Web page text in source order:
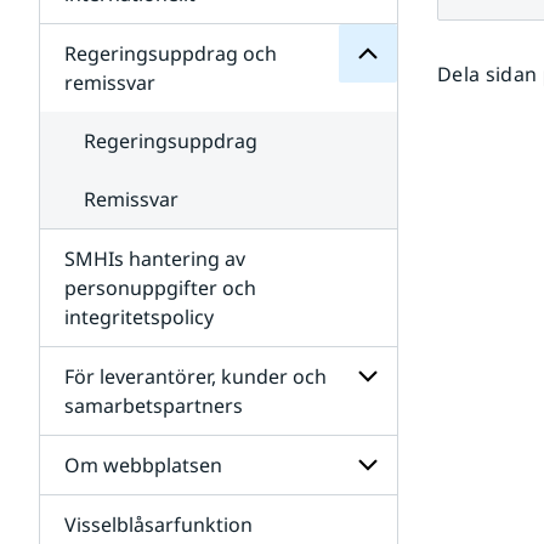
Undersidor
för
Samverkan
Regeringsuppdrag och
remissvar
Regeringsuppdrag
Remissvar
SMHIs hantering av
personuppgifter och
integritetspolicy
För leverantörer, kunder och
samarbetspartners
Undersidor
för
Om webbplatsen
Visselblåsarfunktion
Dela sidan